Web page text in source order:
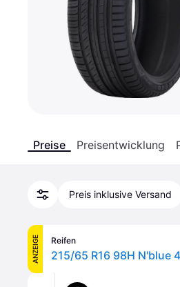
Preise Preisentwicklung
Preis inklusive Versand
ANZEIGE Reifen
215/65 R16 98H N'blue